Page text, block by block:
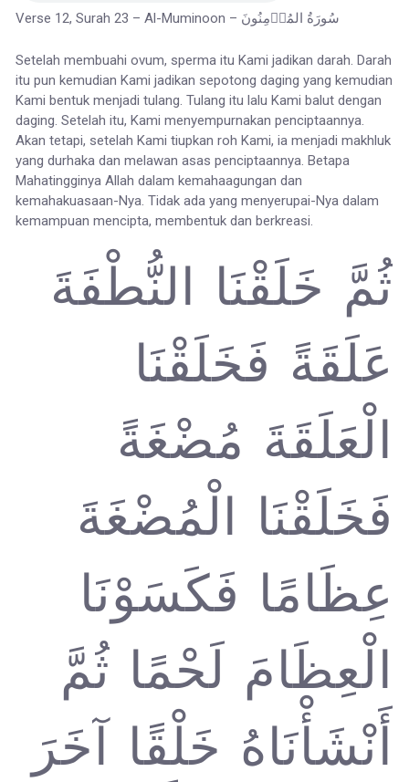
Verse 12, Surah 23 – Al-Muminoon – سُورَةُ المُؤۡمِنُونَ
Setelah membuahi ovum, sperma itu Kami jadikan darah. Darah
itu pun kemudian Kami jadikan sepotong daging yang kemudian
Kami bentuk menjadi tulang. Tulang itu lalu Kami balut dengan
daging. Setelah itu, Kami menyempurnakan penciptaannya.
Akan tetapi, setelah Kami tiupkan roh Kami, ia menjadi makhluk
yang durhaka dan melawan asas penciptaannya. Betapa
Mahatingginya Allah dalam kemahaagungan dan
kemahakuasaan-Nya. Tidak ada yang menyerupai-Nya dalam
kemampuan mencipta, membentuk dan berkreasi.
ثُمَّ خَلَقْنَا النُّطْفَةَ
عَلَقَةً فَخَلَقْنَا
الْعَلَقَةَ مُضْغَةً
فَخَلَقْنَا الْمُضْغَةَ
عِظَامًا فَكَسَوْنَا
الْعِظَامَ لَحْمًا ثُمَّ
أَنْشَأْنَاهُ خَلْقًا آخَرَ